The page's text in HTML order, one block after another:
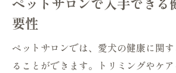
要性
ペットサロンでは、愛犬の健康に関
ることができます。トリミングやケ